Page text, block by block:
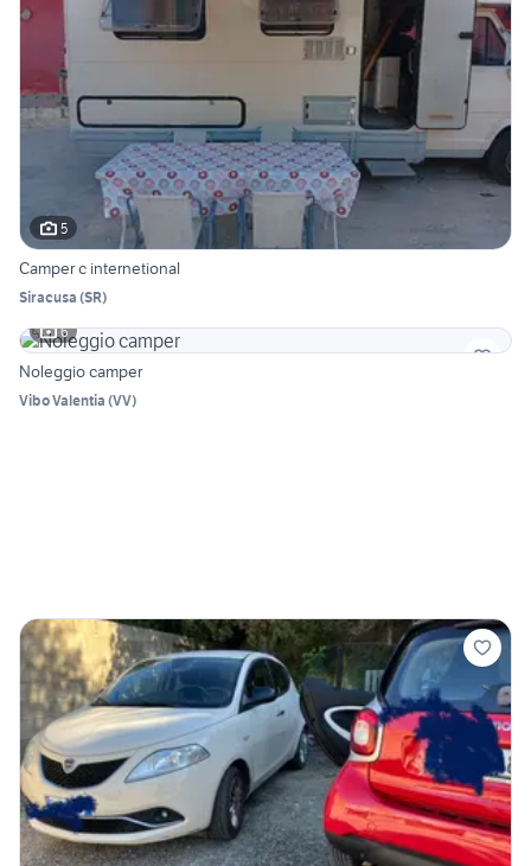
5
Camper c internetional
Siracusa (SR)
6
Noleggio camper
Vibo Valentia (VV)